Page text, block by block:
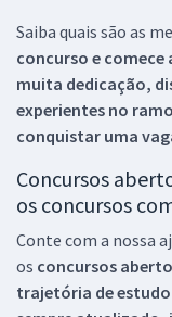
Saiba quais são as
concurso e comece
muita dedicação,
experientes no
conquistar uma
Concursos
os concursos
Conte com a nossa
os concursos
trajetória de